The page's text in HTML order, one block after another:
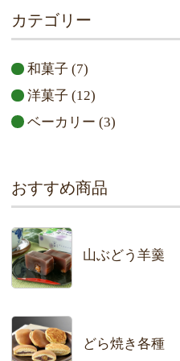
カテゴリー
和菓子 (7)
洋菓子 (12)
ベーカリー (3)
おすすめ商品
山ぶどう羊羹
どら焼き各種